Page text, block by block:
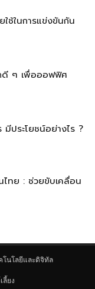
ช้ในการแข่งขันกัน
ดี ๆ เพื่อออฟฟิศ
มีประโยชน์อย่างไร ?
ทย : ช่วยขับเคลื่อน
โนโลยีและดิจิทัล
ลี้ยง